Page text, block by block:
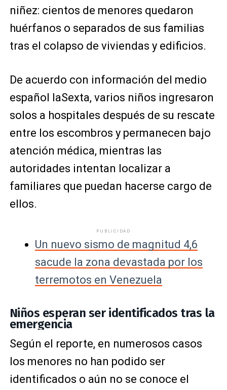
niñez: cientos de menores quedaron
huérfanos o separados de sus familias
tras el colapso de viviendas y edificios.
De acuerdo con información del medio
español laSexta, varios niños ingresaron
solos a hospitales después de su rescate
entre los escombros y permanecen bajo
atención médica, mientras las
autoridades intentan localizar a
familiares que puedan hacerse cargo de
ellos.
PUBLICIDAD
Un nuevo sismo de magnitud 4,6
sacude la zona devastada por los
terremotos en Venezuela
Niños esperan ser identificados tras la
emergencia
Según el reporte, en numerosos casos
los menores no han podido ser
identificados o aún no se conoce el